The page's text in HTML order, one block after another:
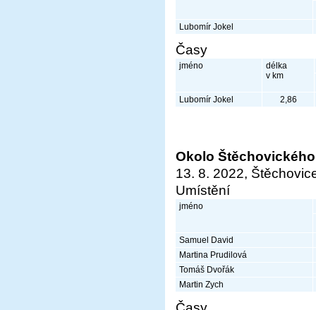
Lubomír Jokel
Časy
jméno
délka
v km
Lubomír Jokel 2,86
Okolo
13. 8. 2022,
Umístění
jméno
Samuel David
Martina Prudilová
Tomáš Dvořák
Martin Zych